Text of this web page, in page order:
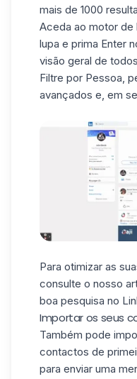
mais de 1000
Aceda ao motor de
lupa e prima Enter
visão geral de
Filtre por Pessoa,
avançados e, em
Para otimizar as
consulte o nosso
boa pesquisa no
Importar os seus
Também pode
contactos de
para enviar uma